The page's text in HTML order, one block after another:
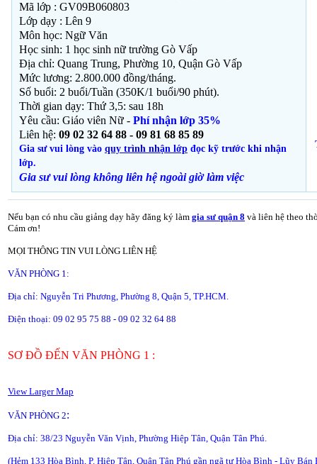
Mã lớp : GV09B060803
Lớp dạy : Lên 9
Môn học: Ngữ Văn
Học sinh: 1 học sinh nữ trường Gò Vấp
Địa chỉ: Quang Trung, Phường 10, Quận Gò Vấp
Mức lương: 2.800.000 đồng/tháng.
Số buổi: 2 buổi/Tuần (350K/1 buổi/90 phút).
Thời gian dạy: Thứ 3,5: sau 18h
Yêu cầu: Giáo viên Nữ - Phí nhận lớp 35%
Liên hệ: 09 02 32 64 88 - 09 81 68 85 89
Gia sư vui lòng vào quy trình nhận lớp đọc kỹ trước khi nhận
lớp.
Gia sư vui lòng không liên hệ ngoài giờlàm việc
Nếu bạn có nhu cầu giảng dạy hãy đăng ký làm gia sư quận 8 và liên hệ theo
Cám ơn!
MỌI THÔNG TIN VUI LÒNG LIÊN HỆ
VĂN PHÒNG 1:
Địa chỉ: Nguyễn Tri Phương, Phường 8, Quận 5, TP.HCM.
Điện thoại: 09 02 95 75 88 - 09 02 32 64 88
SƠ ĐỒ ĐẾN VĂN PHÒNG 1 :
View Larger Map
VĂN PHÒNG 2:
Địa chỉ: 38/23 Nguyễn Văn Vịnh, Phường Hiệp Tân, Quận Tân Phú.
(Hẻm 133 Hòa Bình, P. Hiệp Tân, Quận Tân Phú gần ngã tư Hòa Bình - Lũy Bán